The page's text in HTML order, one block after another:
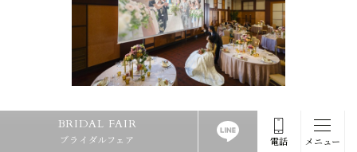
グレードアップした会場の見学と映像体
験に加え
BRIDAL FAIR
ブライダルフェア 電話 メニュー